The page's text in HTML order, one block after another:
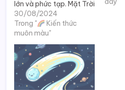
lớn và phức tạp. Mặt Trời
đóng vai trò trung
tâm, cung cấp ánh sáng
và năng lượng cho mọi
vật thể quay quanh nó.
Nhưng…
30/08/2024
Trong "
Kiến thức
muôn màu"